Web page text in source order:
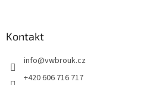
Kontakt
info@vwbrouk.cz
+420 606 716 717